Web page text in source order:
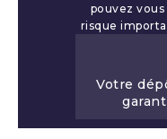
pouvez
risque
Votre